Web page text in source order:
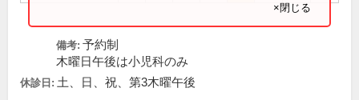
×閉じる
備考: 予約制
木曜日午後は小児科のみ
休診日: 土、日、祝、第3木曜午後